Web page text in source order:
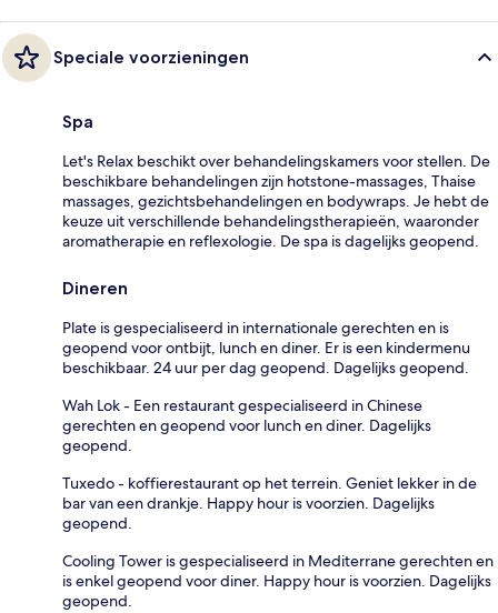
Speciale voorzieningen
Spa
Let's Relax beschikt over behandelingskamers voor stellen. De
beschikbare behandelingen zijn hotstone-massages, Thaise
massages, gezichtsbehandelingen en bodywraps. Je hebt de
keuze uit verschillende behandelingstherapieën, waaronder
aromatherapie en reflexologie. De spa is dagelijks geopend.
Dineren
Plate is gespecialiseerd in internationale gerechten en is
geopend voor ontbijt, lunch en diner. Er is een kindermenu
beschikbaar. 24 uur per dag geopend. Dagelijks geopend.
Wah Lok - Een restaurant gespecialiseerd in Chinese
gerechten en geopend voor lunch en diner. Dagelijks
geopend.
Tuxedo - koffierestaurant op het terrein. Geniet lekker in de
bar van een drankje. Happy hour is voorzien. Dagelijks
geopend.
Cooling Tower is gespecialiseerd in Mediterrane gerechten en
is enkel geopend voor diner. Happy hour is voorzien. Dagelijks
geopend.